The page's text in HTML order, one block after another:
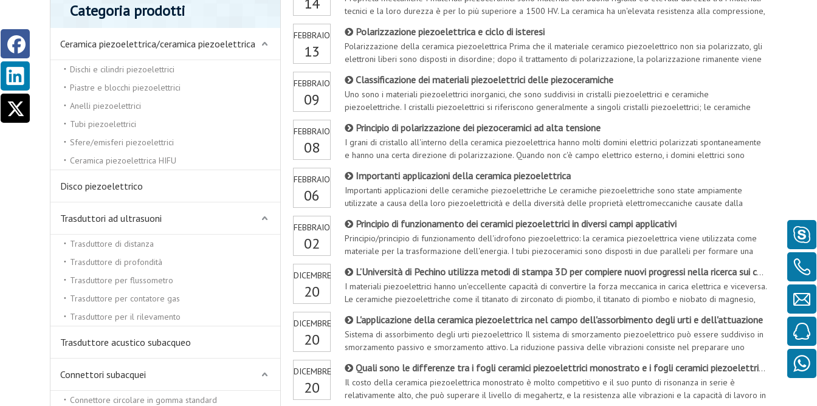
Categoria prodotti
Ceramica piezoelettrica/ceramica piezoelettrica
Dischi e cilindri piezoelettrici
Piastre e blocchi piezoelettrici
Anelli piezoelettrici
Tubi piezoelettrici
Sfere/emisferi piezoelettrici
Ceramica piezoelettrica HIFU
Disco piezoelettrico
Trasduttori ad ultrasuoni
Trasduttore di distanza
Trasduttore di profondità
Trasduttore per flussometro
Trasduttore per contatore gas
Trasduttore per il rilevamento
Trasduttore acustico subacqueo
Connettori subacquei
Connettore circolare in gomma standard
tecnici e la loro durezza è per lo più superiore a 1500 HV. La ceramica ha un'elevata resistenza alla compressione,
FEBBRAIO
13
Polarizzazione piezoelettrica e ciclo di isteresi
Polarizzazione della ceramica piezoelettrica Prima che il materiale ceramico piezoelettrico non sia polarizzato, gli
elettroni liberi sono disposti in disordine; dopo il trattamento di polarizzazione, la polarizzazione rimanente viene
FEBBRAIO
09
Classificazione dei materiali piezoelettrici delle piezoceramiche
Uno sono i materiali piezoelettrici inorganici, che sono suddivisi in cristalli piezoelettrici e ceramiche
piezoelettriche. I cristalli piezoelettrici si riferiscono generalmente a singoli cristalli piezoelettrici; le ceramiche
al policr
FEBBRAIO
08
Principio di polarizzazione dei piezoceramici ad alta tensione
I grani di cristallo all'interno della ceramica piezoelettrica hanno molti domini elettrici polarizzati spontaneamente
e hanno una certa direzione di polarizzazione. Quando non c'è campo elettrico esterno, i domini elettrici sono
FEBBRAIO
06
Importanti applicazioni della ceramica piezoelettrica
Importanti applicazioni delle ceramiche piezoelettriche Le ceramiche piezoelettriche sono state ampiamente
utilizzate a causa della loro piezoelettricità e della diversità delle proprietà elettromeccaniche causate dalla
FEBBRAIO
02
Principio di funzionamento dei ceramici piezoelettrici in diversi campi applicativi
Principio/principio di funzionamento dell'idrofono piezoelettrico: la ceramica piezoelettrica viene utilizzata come
materiale per la trasformazione dell'energia. I tubi piezoceramici sono disposti in due paralleli per formare una
DICEMBRE
20
L’Università di Pechino utilizza metodi di stampa 3D per compiere nuovi progressi nella ricerca sui compositi ceramici piezoelettrici flessibili
I materiali piezoelettrici hanno un'eccellente capacità di convertire la forza meccanica in carica elettrica e viceversa.
Le ceramiche piezoelettriche come il titanato di zirconato di piombo, il titanato di piombo e niobato di magnesio,
DICEMBRE
20
L'applicazione della ceramica piezoelettrica nel campo dell'assorbimento degli urti e dell'attuazione
Sistema di assorbimento degli urti piezoelettrico Il sistema di smorzamento piezoelettrico può essere suddiviso in
smorzamento passivo e smorzamento attivo. La riduzione passiva delle vibrazioni consiste nel preparare uno
vibrazioni o il rumore in energia elettrica
DICEMBRE
20
Quali sono le differenze tra i fogli ceramici piezoelettrici monostrato e i fogli ceramici piezoelettrici impilati
Il costo della ceramica piezoelettrica monostrato è molto competitivo e il suo punto di risonanza in serie è
relativamente alto, che può superare il livello di megahertz, e la resistenza alle vibrazioni e la capacità di lavoro in